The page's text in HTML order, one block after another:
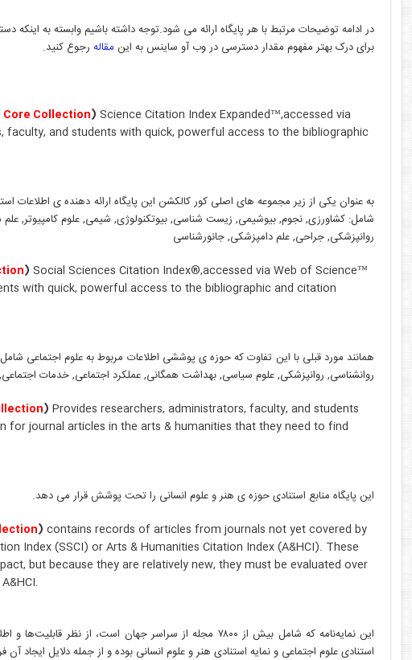
در ادامه توضیحات مرتبط با هر پایگاه ارائه می شود.توجه داشته باشیم وابسته به
برای درک بهتر مفهوم مقدار دسترسی در وب آو ساینس به این مقاله رجوع کنید.
Collection) Science Citation Index Expanded™,accessed via
and students with quick, powerful access to the bibliographic
به عنوان یکی از زیر مجموعه های اصلی کور کالکشن این پایگاه ارائه دهنده ی
شامل: کشاورزی, نجوم, بیوشیمی, زیست شناسی, بیوتکنولوژی, شیمی, علوم کامپیوتر,
روانپزشکی, جراحی, علم دامپزشکی, جانورشناسی
) Social Sciences Citation Index®,accessed via Web of Science™
with quick, powerful access to the bibliographic and citation
همانند مورد قبلی با این تفاوت که حوزه ی پوششی اطلاعات مربوط به علوم اجتماعی
روانشناسی, روانپزشکی, علوم سیاسی, بهداشت همگانی, عملکرد اجتماعی, خدمات
) Provides researchers, administrators, faculty, and students
journal articles in the arts & humanities that they need to find
این پایگاه منابع استنادی حوزه ی هنر و علوم انسانی را تحت پوشش قرار می دهد.
) contains records of articles from journals not yet covered by
Index (SSCI) or Arts & Humanities Citation Index (A&HCI). These
but because they are relatively new, they must be evaluated over
این نمایه‌نامه که شامل بیش از ۷۸۰۰ مجله از سراسر جهان است،
استنادی علوم اجتماعی و نمایه استنادی هنر و علوم انسانی بوده و از جمله دلایل